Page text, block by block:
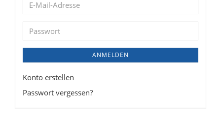
E-
Mail-
Passwort
ANMELDEN
Konto erstellen
Passwort vergessen?